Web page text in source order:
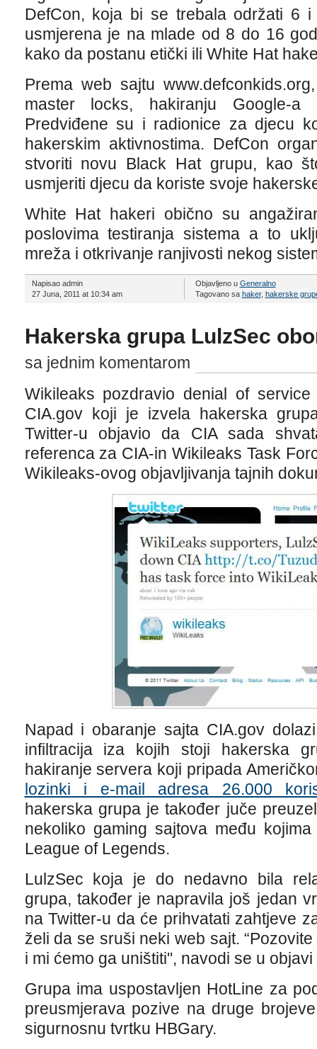
DefCon, koja bi se trebala održati 6
usmjerena je na mlade od 8 do 16
kako da postanu etički ili White Hat
Prema web sajtu
master locks, hakiranju Google-
Predviđene su i radionice za djecu
hakerskim aktivnostima. DefCon
stvoriti novu Black Hat grupu, kao
usmjeriti djecu da koriste svoje
White Hat hakeri obično su
poslovima testiranja sistema a to
mreža i otkrivanje ranjivosti nekog
Napisao admin
27 Juna, 2011 at 10:34 am
Objavljeno u Generalno
Tagovano sa haker, hakerske
Hakerska grupa LulzSec
sa jednim komentarom
Wikileaks pozdravio denial of
CIA.gov koji je izvela hakerska
Twitter-u objavio da CIA sada
referenca za CIA-in Wikileaks Task
Wikileaks-ovog objavljivanja tajnih
Napad i obaranje sajta CIA.gov
infiltracija iza kojih stoji hakerska
hakiranje servera koji pripada
lozinki i e-mail adresa 26.000
hakerska grupa je također juče
nekoliko gaming sajtova među
League of Legends.
LulzSec koja je do nedavno bila
grupa, također je napravila još jedan
na Twitter-u da će prihvatati zahtjeve
želi da se sruši neki web sajt.
i mi ćemo ga uništiti", navodi se u
Grupa ima uspostavljen HotLine za
preusmjerava pozive na druge
sigurnosnu tvrtku HBGary.